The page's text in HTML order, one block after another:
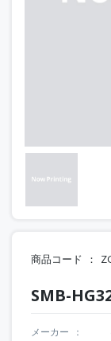
商品コード
SMB-
メーカー